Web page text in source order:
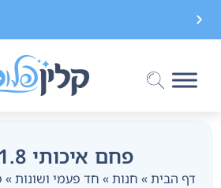
משלוח חינם בקנייה מעל 299 ₪, לא כולל בישום
פחם איכותי 1.8 קילו
דף הבית» חנות» חד פעמי ושונות»